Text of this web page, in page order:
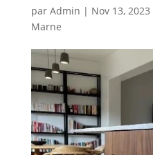
par Admin | Nov 13, 2023
Marne